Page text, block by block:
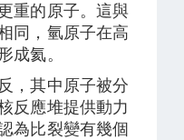
重的原子。這與
同，氫原子在高
成氦。
，其中原子被分
反應堆提供動力
為比裂變有幾個